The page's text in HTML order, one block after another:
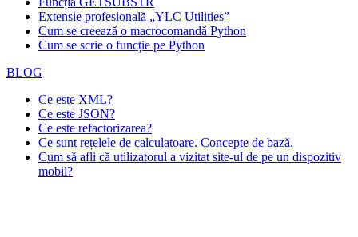
Extensie profesională „YLC Utilities”
Cum se creează o macrocomandă Python
Cum se scrie o funcție pe Python
BLOG
Ce este XML?
Ce este JSON?
Ce este refactorizarea?
Ce sunt rețelele de calculatoare. Concepte de bază.
Cum să afli că utilizatorul a vizitat site-ul de pe un dispozitiv
mobil?